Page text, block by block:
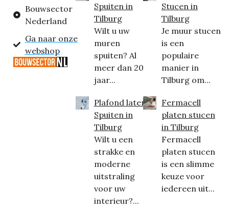
Bouwsector
Nederland
Ga naar onze
webshop
Spuiten in
Tilburg
Wilt u uw
muren
spuiten? Al
meer dan 20
jaar...
Plafond laten
Spuiten in
Tilburg
Wilt u een
strakke en
moderne
uitstraling
voor uw
interieur?...
Stucen in
Tilburg
Je muur stucen
is een
populaire
manier in
Tilburg om...
Fermacell
platen stucen
in Tilburg
Fermacell
platen stucen
is een slimme
keuze voor
iedereen uit...